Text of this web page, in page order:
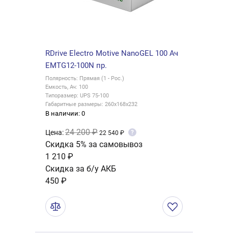
RDrive Electro Motive NanoGEL 100 Ач
EMTG12-100N пр.
Полярность: Прямая (1 - Рос.)
Емкость, Ач: 100
Типоразмер: UPS 75-100
Габаритные размеры: 260x168x232
В наличии: 0
Цена:24 200 ₽ 22 540 ₽ ?
Скидка 5% за самовывоз
1 210 ₽
Скидка за б/у АКБ
450 ₽